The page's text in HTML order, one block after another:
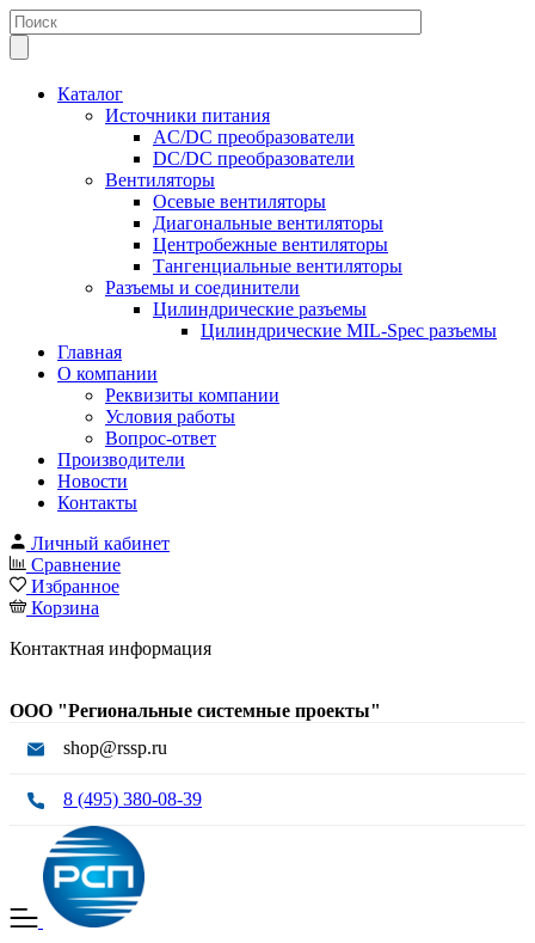
Каталог
Источники питания
AC/DC преобразователи
DC/DC преобразователи
Вентиляторы
Осевые вентиляторы
Диагональные вентиляторы
Центробежные вентиляторы
Тангенциальные вентиляторы
Разъемы и соединители
Цилиндрические разъемы
Цилиндрические MIL-Spec разъемы
Главная
О компании
Реквизиты компании
Условия работы
Вопрос-ответ
Производители
Новости
Контакты
Личный кабинет
Сравнение
Избранное
Корзина
Контактная информация
ООО "Региональные системные проекты"
shop@rssp.ru
8 (495) 380-08-39